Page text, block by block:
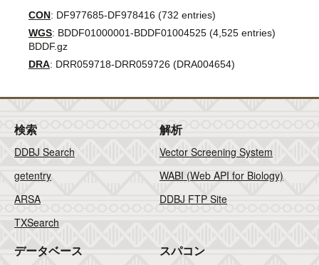
CON: DF977685-DF978416 (732 entries)
WGS: BDDF01000001-BDDF01004525 (4,525 entries)
BDDF.gz
DRA: DRR059718-DRR059726 (DRA004654)
検索
DDBJ Search
getentry
ARSA
TXSearch
解析
Vector Screening System
WABI (Web API for Biology)
DDBJ FTP Site
データベース スパコン